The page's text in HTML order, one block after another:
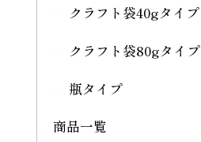
クラフト袋40gタイプ
クラフト袋80gタイプ
瓶タイプ
商品一覧